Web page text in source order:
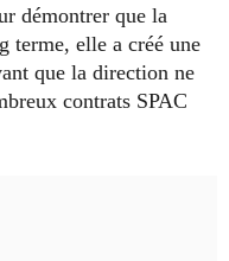
démontrer que la
terme, elle a créé une
que la direction ne
contrats SPAC